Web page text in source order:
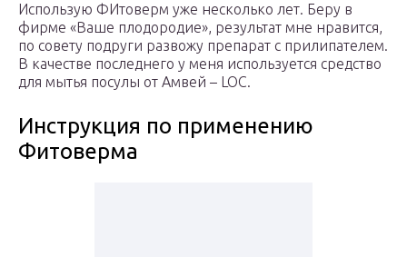
Использую ФИтоверм уже несколько лет. Беру в
фирме «Ваше плодородие», результат мне нравится,
по совету подруги развожу препарат с прилипателем.
В качестве последнего у меня используется средство
для мытья посулы от Амвей – LOC.
Инструкция по применению
Фитоверма